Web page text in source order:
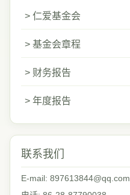
> 仁爱基金会
> 基金会章程
> 财务报告
> 年度报告
联系我们
E-mail: 897613844@qq.com